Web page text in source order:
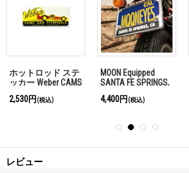
ホットロッド ステ
ッカー Weber CAMS
テッカー
2,530円 (税込)
MOON Equipped
SANTA FE SPRINGS,
ンス フレーム for
4,400円 (税込)
レビュー